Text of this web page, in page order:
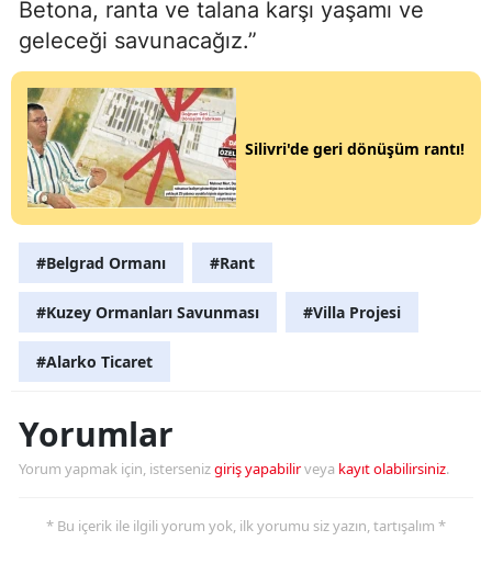
Betona, ranta ve talana karşı yaşamı ve
geleceği savunacağız.”
Silivri'de geri dönüşüm rantı!
#Belgrad Ormanı #Rant
#Kuzey Ormanları Savunması #Villa Projesi
#Alarko Ticaret
Yorumlar
Yorum yapmak için, istersenizgiriş yapabilirveya kayıt olabilirsiniz.
* Bu içerik ile ilgili yorum yok, ilk yorumu siz yazın, tartışalım *